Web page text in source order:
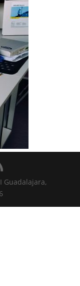
Guadalajara,